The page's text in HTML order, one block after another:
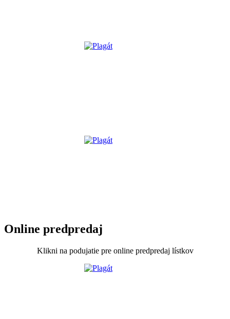
Online predpredaj
Klikni na podujatie pre online predpredaj lístkov